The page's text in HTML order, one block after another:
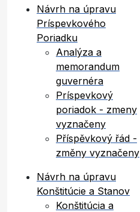
Návrh na úpravu
Príspevkového
Poriadku
Analýza a
memorandum
guvernéra
Príspevkový
poriadok - zmeny
vyznačeny
Příspěvkový řád -
změny vyznačeny
Návrh na úpravu
Konštitúcie a Stanov
Konštitúcia a